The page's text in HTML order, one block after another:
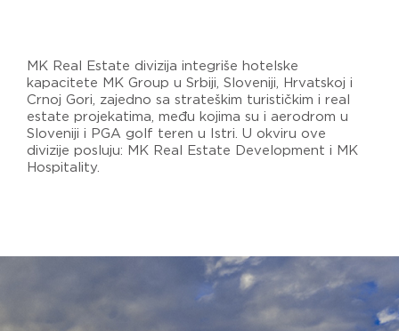
MK Real Estate divizija integriše hotelske
kapacitete MK Group u Srbiji, Sloveniji, Hrvatskoj i
Crnoj Gori, zajedno sa strateškim turističkim i real
estate projekatima, među kojima su i aerodrom u
Sloveniji i PGA golf teren u Istri. U okviru ove
divizije posluju: MK Real Estate Development i MK
Hospitality.